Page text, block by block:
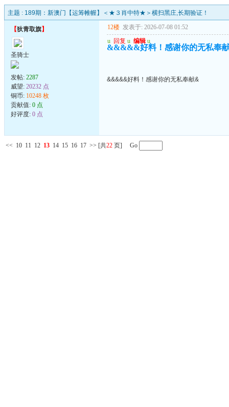
主题 : 189期：新澳门【运筹帷幄】＜★３肖中特★＞横扫黑庄,长期验证！
【狄青取旗】
圣骑士
发帖: 2287
威望: 20232 点
铜币: 10248 枚
贡献值: 0 点
好评度: 0 点
12楼 发表于: 2026-07-08 01:52
u 回复 u 编辑 u
&&&&&好料！感谢你的无私奉
&&&&&好料！感谢你的无私奉献&
<< 10 11 12 13 14 15 16 17 >> [共22 页] Go